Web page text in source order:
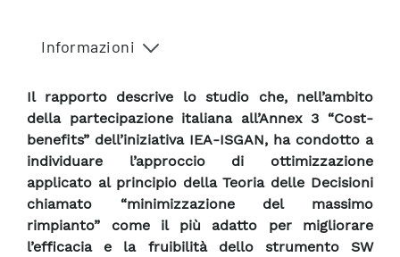
Informazioni
Il rapporto descrive lo studio che, nell’ambito
della partecipazione italiana all’Annex 3 “Cost-
benefits” dell’iniziativa IEA-ISGAN, ha condotto a
individuare l’approccio di ottimizzazione
applicato al principio della Teoria delle Decisioni
chiamato “minimizzazione del massimo
rimpianto” come il più adatto per migliorare
l’efficacia e la fruibilità dello strumento SW